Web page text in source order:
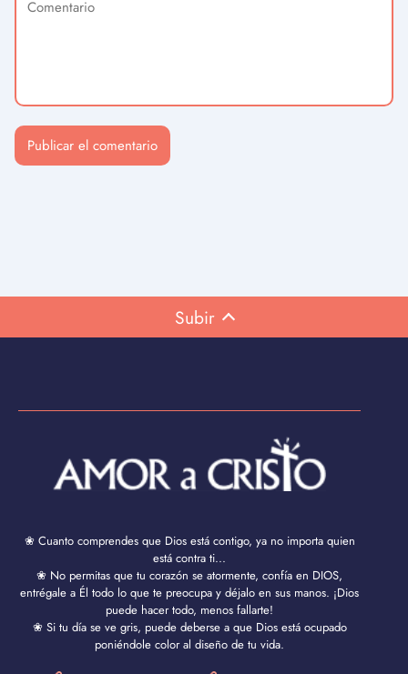
Subir
❀ Cuanto comprendes que Dios está contigo, ya no importa quien
está contra ti...
❀ No permitas que tu corazón se atormente, confía en DIOS,
entrégale a Él todo lo que te preocupa y déjalo en sus manos. ¡Dios
puede hacer todo, menos fallarte!
❀ Si tu día se ve gris, puede deberse a que Dios está ocupado
poniéndole color al diseño de tu vida.